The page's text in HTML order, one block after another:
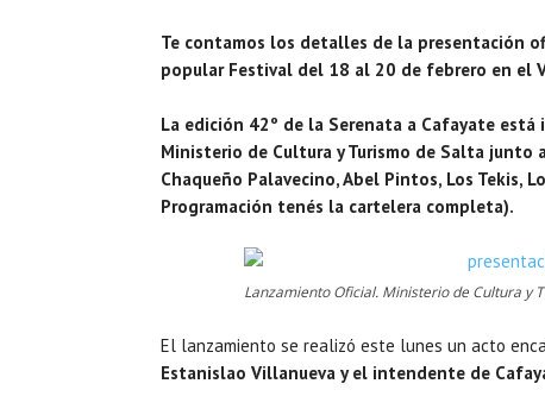
Te contamos los detalles de la presentación
popular Festival del 18 al 20 de febrero en el
La edición 42º de la Serenata a Cafayate
Ministerio de Cultura y Turismo de Salta junto
Chaqueño Palavecino, Abel Pintos, Los Tekis,
Programación tenés la cartelera completa).
Lanzamiento Oficial. Ministerio de Cultura y
El lanzamiento se realizó este lunes un acto
Estanislao Villanueva y el intendente de